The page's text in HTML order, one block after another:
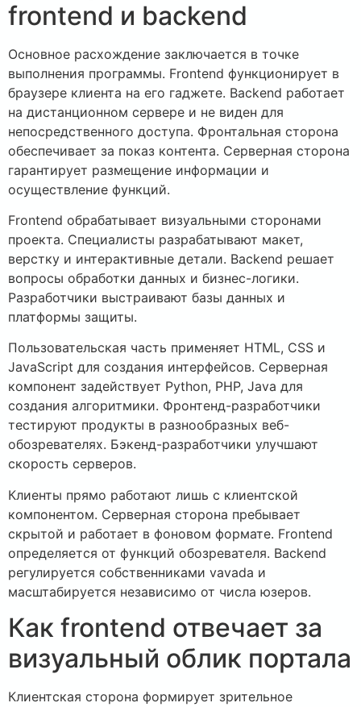
frontend и backend
Основное расхождение заключается в точке
выполнения программы. Frontend функционирует в
браузере клиента на его гаджете. Backend работает
на дистанционном сервере и не виден для
непосредственного доступа. Фронтальная сторона
обеспечивает за показ контента. Серверная сторона
гарантирует размещение информации и
осуществление функций.
Frontend обрабатывает визуальными сторонами
проекта. Специалисты разрабатывают макет,
верстку и интерактивные детали. Backend решает
вопросы обработки данных и бизнес-логики.
Разработчики выстраивают базы данных и
платформы защиты.
Пользовательская часть применяет HTML, CSS и
JavaScript для создания интерфейсов. Серверная
компонент задействует Python, PHP, Java для
создания алгоритмики. Фронтенд-разработчики
тестируют продукты в разнообразных веб-
обозревателях. Бэкенд-разработчики улучшают
скорость серверов.
Клиенты прямо работают лишь с клиентской
компонентом. Серверная сторона пребывает
скрытой и работает в фоновом формате. Frontend
определяется от функций обозревателя. Backend
регулируется собственниками vavada и
масштабируется независимо от числа юзеров.
Как frontend отвечает за
визуальный облик портала
Клиентская сторона формирует зрительное